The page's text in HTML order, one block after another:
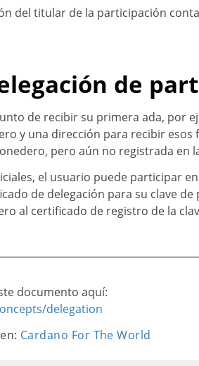
del titular de la participación
de
de recibir su primera ada, por
y una dirección para recibir
pero aún no registrada en
el usuario puede participar
de delegación para su clave
al certificado de registro de la
documento aquí:
delegation
: Cardano For The World